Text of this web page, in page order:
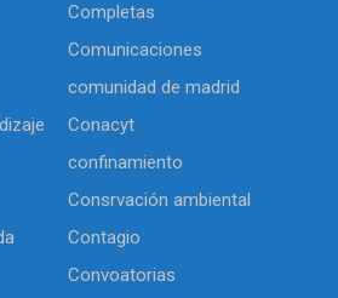
Completas
Comunicaciones
comunidad de madrid
Conacyt
confinamiento
Consrvación ambiental
Contagio
Convoatorias